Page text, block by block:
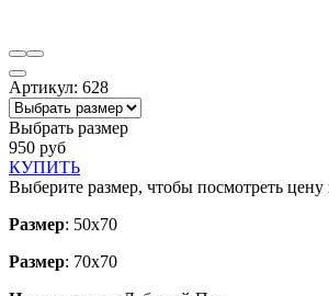
Артикул: 628
Выбрать размер
950 руб
КУПИТЬ
Выберите размер, чтобы посмотреть цену
Размер: 50х70
Размер: 70х70